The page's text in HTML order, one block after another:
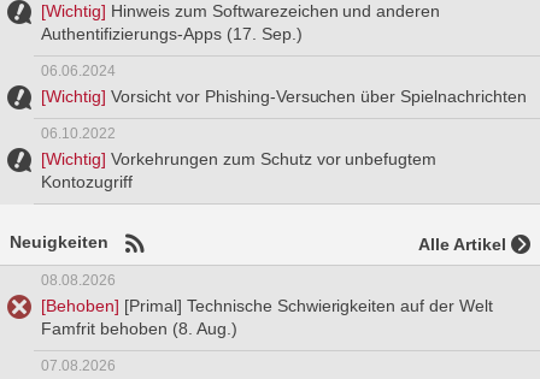
[Wichtig] Hinweis zum Softwarezeichen und anderen
Authentifizierungs-Apps (17. Sep.)
06.06.2024
[Wichtig] Vorsicht vor Phishing-Versuchen über Spielnachrichten
06.10.2022
[Wichtig] Vorkehrungen zum Schutz vor unbefugtem
Kontozugriff
Neuigkeiten Alle Artikel
08.08.2026
[Behoben] [Primal] Technische Schwierigkeiten auf der Welt
Famfrit behoben (8. Aug.)
07.08.2026